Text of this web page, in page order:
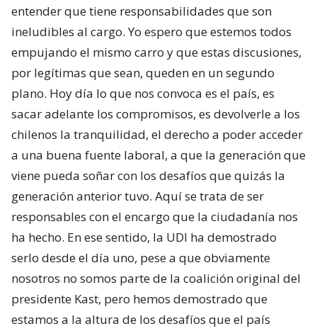
entender que tiene responsabilidades que son
ineludibles al cargo. Yo espero que estemos todos
empujando el mismo carro y que estas discusiones,
por legítimas que sean, queden en un segundo
plano. Hoy día lo que nos convoca es el país, es
sacar adelante los compromisos, es devolverle a los
chilenos la tranquilidad, el derecho a poder acceder
a una buena fuente laboral, a que la generación que
viene pueda soñar con los desafíos que quizás la
generación anterior tuvo. Aquí se trata de ser
responsables con el encargo que la ciudadanía nos
ha hecho. En ese sentido, la UDI ha demostrado
serlo desde el día uno, pese a que obviamente
nosotros no somos parte de la coalición original del
presidente Kast, pero hemos demostrado que
estamos a la altura de los desafíos que el país